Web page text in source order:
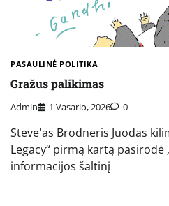
PASAULINĖ POLITIKA
Gražus palikimas
Admin 1 Vasario, 2026 0
Steve'as Brodneris Juodas
Legacy“ pirmą kartą pasirodė
informacijos šaltinį